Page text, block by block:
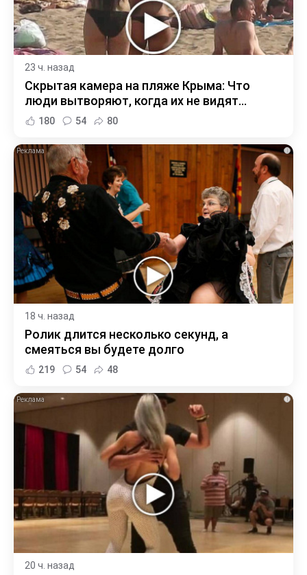
23 ч. назад
Скрытая камера на пляже Крыма: Что
люди вытворяют, когда их не видят...
180 54 80
i
18 ч. назад
Ролик длится несколько секунд, а
смеяться вы будете долго
219 54 48
i
20 ч. назад